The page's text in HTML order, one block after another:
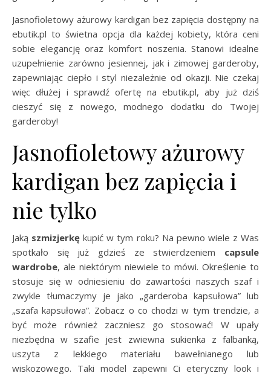
Jasnofioletowy ażurowy kardigan bez zapięcia dostępny na
ebutik.pl to świetna opcja dla każdej kobiety, która ceni
sobie elegancję oraz komfort noszenia. Stanowi idealne
uzupełnienie zarówno jesiennej, jak i zimowej garderoby,
zapewniając ciepło i styl niezależnie od okazji. Nie czekaj
więc dłużej i sprawdź ofertę na ebutik.pl, aby już dziś
cieszyć się z nowego, modnego dodatku do Twojej
garderoby!
Jasnofioletowy ażurowy
kardigan bez zapięcia i
nie tylko
Jaką szmizjerkę kupić w tym roku? Na pewno wiele z Was
spotkało się już gdzieś ze stwierdzeniem capsule
wardrobe, ale niektórym niewiele to mówi. Określenie to
stosuje się w odniesieniu do zawartości naszych szaf i
zwykle tłumaczymy je jako „garderoba kapsułowa” lub
„szafa kapsułowa”. Zobacz o co chodzi w tym trendzie, a
być może również zaczniesz go stosować! W upały
niezbędna w szafie jest zwiewna sukienka z falbanką,
uszyta z lekkiego materiału bawełnianego lub
wiskozowego. Taki model zapewni Ci eteryczny look i